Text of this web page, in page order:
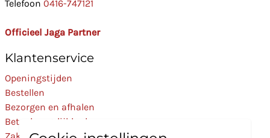
Telefoon 0416-747121
Officieel Jaga Partner
Klantenservice
Openingstijden
Bestellen
Bezorgen en afhalen
Betaalmogelijkheden